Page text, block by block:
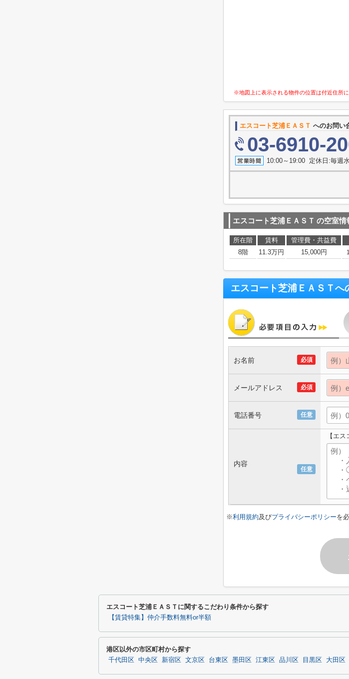
※地図上に表示される物件の位置は付近住所
エスコート芝浦ＥＡＳＴ へのお問い
03-6910-
10:00～19:00 定休日:毎週
エスコート芝浦ＥＡＳＴ の空室情
所在階 賃料 管理費・共益費
8階
11.3万円 15,000円
エスコート芝浦ＥＡＳＴへ
必須
お名前
必須
メールアドレス
任意
電話番号
任意
内容
【エ
※利用規約及びプライバシーポリシーを
エスコート芝浦ＥＡＳＴに関するこだわり条件から探す
【賃貸特集】仲介手数料無料or半額
港区以外の市区町村から探す
千代田区 中央区 新宿区 文京区 台東区 墨田区 江東区 品川区 目黒区 大田区